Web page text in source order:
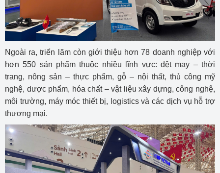
Ngoài ra, triển lãm còn giới thiệu hơn 78 doanh nghiệp với
hơn 550 sản phẩm thuộc nhiều lĩnh vực: dệt may – thời
trang, nông sản – thực phẩm, gỗ – nội thất, thủ công mỹ
nghệ, dược phẩm, hóa chất – vật liệu xây dựng, công nghệ,
môi trường, máy móc thiết bị, logistics và các dịch vụ hỗ trợ
thương mại.